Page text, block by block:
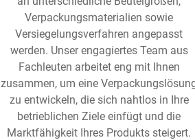
Verpackungsmaterialien sowie
Versiegelungsverfahren angepasst
werden. Unser engagiertes Team aus
Fachleuten arbeitet eng mit Ihnen
zusammen, um eine
zu entwickeln, die sich nahtlos in Ihre
betrieblichen Ziele einfügt und die
Marktfähigkeit Ihres Produkts steigert.